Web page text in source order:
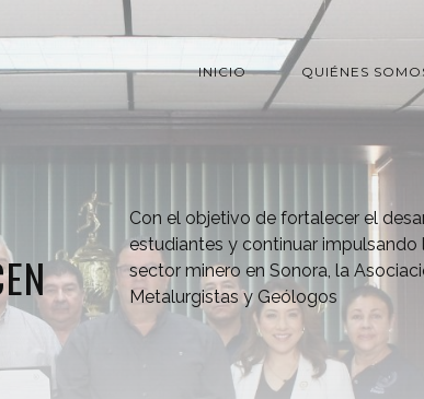
INICIO QUIÉNES
Con el objetivo de fortalecer el
estudiantes y continuar
sector minero en Sonora, la
Metalurgistas y Geólogos